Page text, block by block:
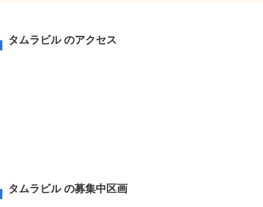
タムラビル のアクセス
タムラビル の募集中区画